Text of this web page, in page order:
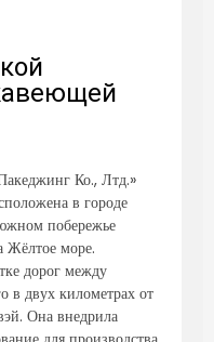
Ко., Лтд.»
в городе
побережье
Жёлтое море.
дорог между
в двух километрах от
Она внедрила